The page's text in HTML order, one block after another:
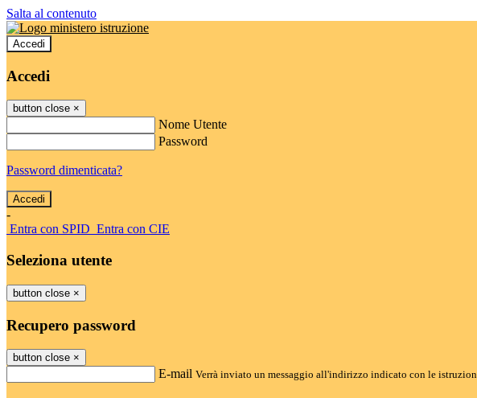
Salta al contenuto
Accedi
Accedi
button close ×
Nome Utente
Password
Password dimenticata?
-
Entra con SPID Entra con CIE
Seleziona utente
button close ×
Recupero password
button close ×
E-mail Verrà inviato un messaggio all'indirizzo indicato con le